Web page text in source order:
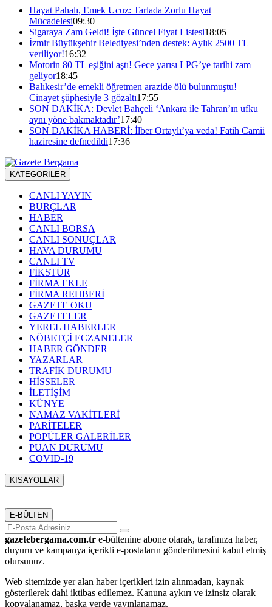
Hayat Pahalı, Emek Ucuz: Tarlada Zorlu Hayat
Mücadelesi09:30
Sigaraya Zam Geldi! İşte Güncel Fiyat Listesi18:05
İzmir Büyükşehir Belediyesi’nden destek: Aylık 2500 TL
veriliyor!16:32
Motorin 80 TL eşiğini aştı! Gece yarısı LPG’ye tarihi zam
geliyor18:45
Balıkesir’de emekli öğretmen arazide ölü bulunmuştu!
Cinayet şüphesiyle 3 gözaltı17:55
SON DAKİKA: Devlet Bahçeli ‘Ankara ile Tahran’ın ufku
aynı yöne bakmaktadır’17:40
SON DAKİKA HABERİ: İlber Ortaylı’ya veda! Fatih Camii
haziresine defnedildi17:36
KATEGORİLER
CANLI YAYIN
BURÇLAR
HABER
CANLI BORSA
CANLI SONUÇLAR
HAVA DURUMU
CANLI TV
FİKSTÜR
FİRMA EKLE
FİRMA REHBERİ
GAZETE OKU
GAZETELER
YEREL HABERLER
NÖBETÇİ ECZANELER
HABER GÖNDER
YAZARLAR
TRAFİK DURUMU
HİSSELER
İLETİŞİM
KÜNYE
NAMAZ VAKİTLERİ
PARİTELER
POPÜLER GALERİLER
PUAN DURUMU
COVID-19
KISAYOLLAR
E-BÜLTEN
gazetebergama.com.tr e-bültenine abone olarak, tarafınıza haber,
duyuru ve kampanya içerikli e-postaların gönderilmesini kabul etmiş
olursunuz.
Web sitemizde yer alan haber içerikleri izin alınmadan, kaynak
gösterilerek dahi iktibas edilemez. Kanuna aykırı ve izinsiz olarak
kopyalanamaz, başka yerde yayınlanamaz.